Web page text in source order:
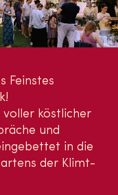
Feinstes
köstlicher
und
in die
der Klimt-